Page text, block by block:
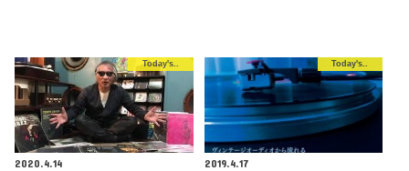
Today's..
2020.4.14
Today's..
2019.4.17